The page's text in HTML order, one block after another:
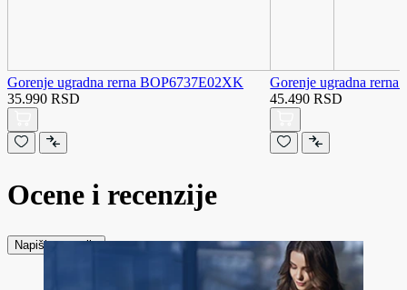
Gorenje ugradna rerna BOP6737E02XK
35.990 RSD
Gorenje ugradna
45.490 RSD
Ocene i recenzije
Napiši recenziju